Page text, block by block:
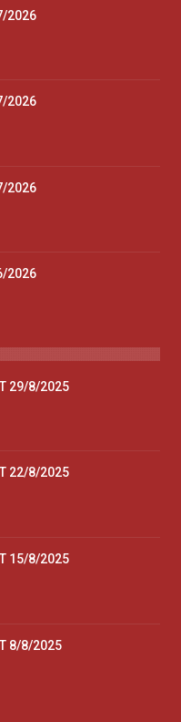
2026
2026
2026
2026
29/8/2025
22/8/2025
15/8/2025
8/8/2025